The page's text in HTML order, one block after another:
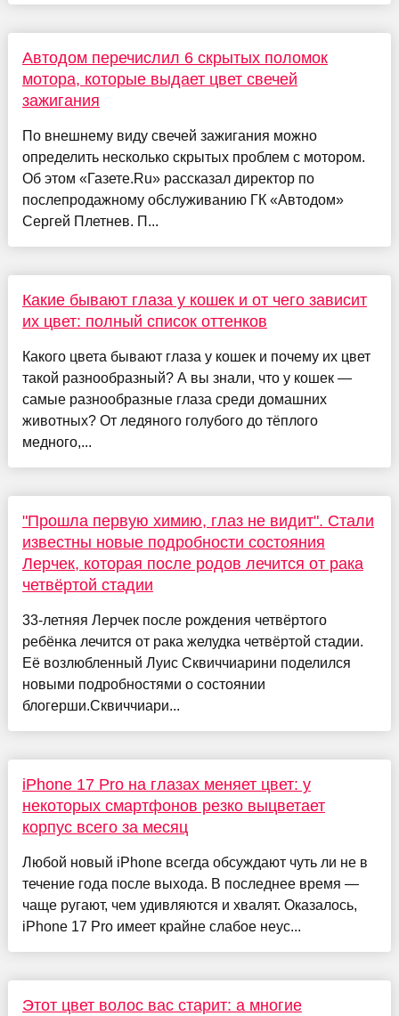
Автодом перечислил 6 скрытых поломок
мотора, которые выдает цвет свечей
зажигания
По внешнему виду свечей зажигания можно
определить несколько скрытых проблем с мотором.
Об этом «Газете.Ru» рассказал директор по
послепродажному обслуживанию ГК «Автодом»
Сергей Плетнев. П...
Какие бывают глаза у кошек и от чего зависит
их цвет: полный список оттенков
Какого цвета бывают глаза у кошек и почему их цвет
такой разнообразный? А вы знали, что у кошек —
самые разнообразные глаза среди домашних
животных? От ледяного голубого до тёплого
медного,...
"Прошла первую химию, глаз не видит". Стали
известны новые подробности состояния
Лерчек, которая после родов лечится от рака
четвёртой стадии
33-летняя Лерчек после рождения четвёртого
ребёнка лечится от рака желудка четвёртой стадии.
Её возлюбленный Луис Сквиччиарини поделился
новыми подробностями о состоянии
блогерши.Сквиччиари...
iPhone 17 Pro на глазах меняет цвет: у
некоторых смартфонов резко выцветает
корпус всего за месяц
Любой новый iPhone всегда обсуждают чуть ли не в
течение года после выхода. В последнее время —
чаще ругают, чем удивляются и хвалят. Оказалось,
iPhone 17 Pro имеет крайне слабое неус...
Этот цвет волос вас старит: а многие